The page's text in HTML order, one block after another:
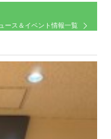
ース＆イベント情報一覧